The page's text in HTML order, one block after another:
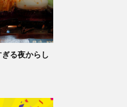
ぎる夜からし